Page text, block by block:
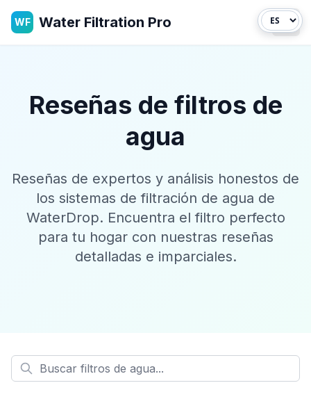
WF Water Filtration Pro
Reseñas de filtros de
agua
Reseñas de expertos y análisis honestos de
los sistemas de filtración de agua de
WaterDrop. Encuentra el filtro perfecto
para tu hogar con nuestras reseñas
detalladas e imparciales.